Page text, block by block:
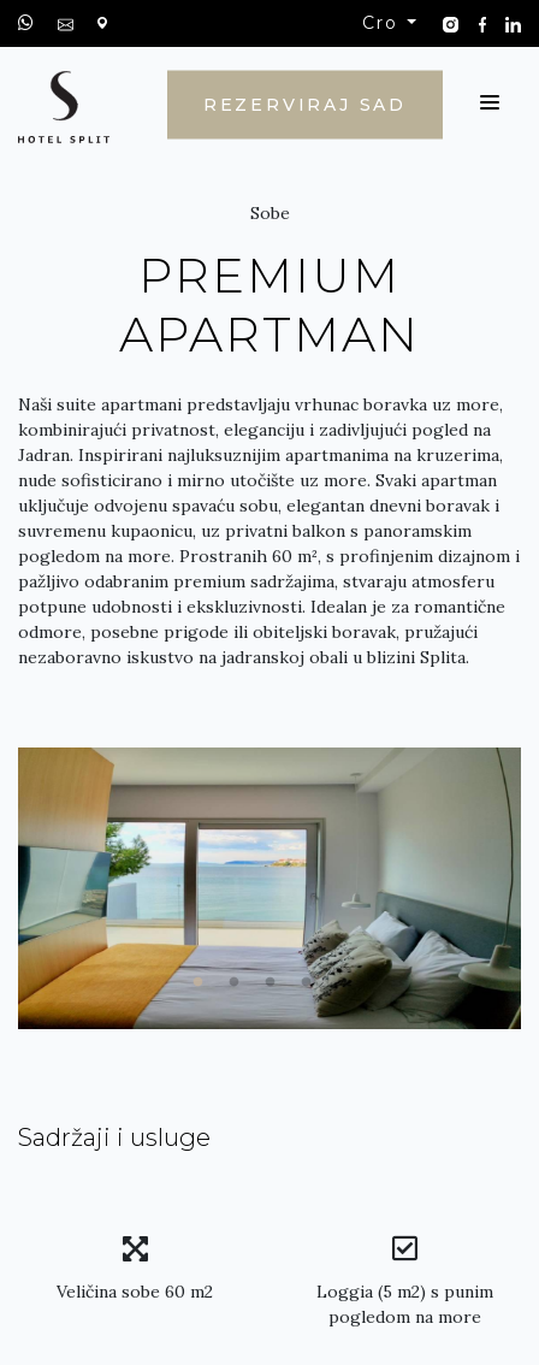
Cro
REZERVIRAJ SAD
Sobe
PREMIUM
APARTMAN
Naši suite apartmani predstavljaju vrhunac boravka uz more,
kombinirajući privatnost, eleganciju i zadivljujući pogled na
Jadran. Inspirirani najluksuznijim apartmanima na kruzerima,
nude sofisticirano i mirno utočište uz more. Svaki apartman
uključuje odvojenu spavaću sobu, elegantan dnevni boravak i
suvremenu kupaonicu, uz privatni balkon s panoramskim
pogledom na more. Prostranih 60 m², s profinjenim dizajnom i
pažljivo odabranim premium sadržajima, stvaraju atmosferu
potpune udobnosti i ekskluzivnosti. Idealan je za romantične
odmore, posebne prigode ili obiteljski boravak, pružajući
nezaboravno iskustvo na jadranskoj obali u blizini Splita.
Sadržaji i usluge
Veličina sobe 60 m2
Loggia (5 m2) s punim
pogledom na more